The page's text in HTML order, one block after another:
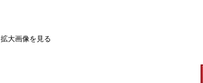
拡大画像を見る